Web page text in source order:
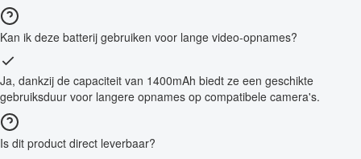
Kan ik deze batterij gebruiken voor lange video-opnames?
Ja, dankzij de capaciteit van 1400mAh biedt ze een geschikte
gebruiksduur voor langere opnames op compatibele camera's.
Is dit product direct leverbaar?